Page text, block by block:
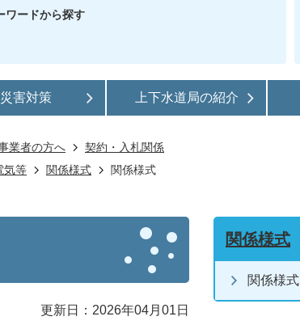
ワードから探す
災害対策 上下水道局の紹介
業者の方へ
契約・入札関係
気等
関係様式 関係様式
更新日：2026年04月01日
関係様式
関係様式